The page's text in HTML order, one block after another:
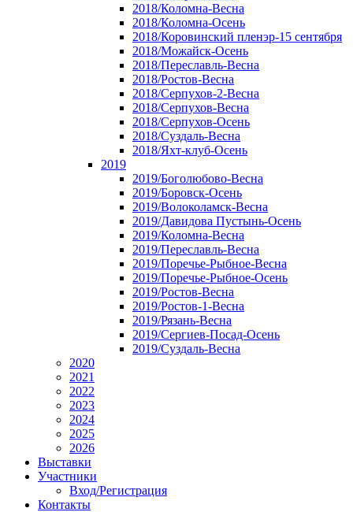
2018/Коломна-Весна
2018/Коломна-Осень
2018/Коровинский пленэр-15 сентября
2018/Можайск-Осень
2018/Переславль-Весна
2018/Ростов-Весна
2018/Серпухов-2-Весна
2018/Серпухов-Весна
2018/Серпухов-Осень
2018/Суздаль-Весна
2018/Яхт-клуб-Осень
2019
2019/Боголюбово-Весна
2019/Боровск-Осень
2019/Волоколамск-Весна
2019/Давидова Пустынь-Осень
2019/Коломна-Весна
2019/Переславль-Весна
2019/Поречье-Рыбное-Весна
2019/Поречье-Рыбное-Осень
2019/Ростов-Весна
2019/Ростов-1-Весна
2019/Рязань-Весна
2019/Сергиев-Посад-Осень
2019/Суздаль-Весна
2020
2021
2022
2023
2024
2025
2026
Выставки
Участники
Вход/Регистрация
Контакты